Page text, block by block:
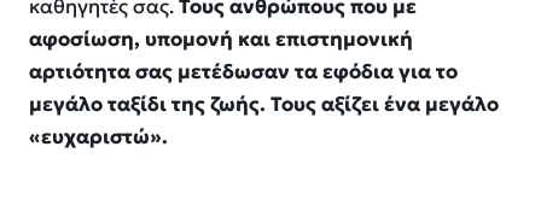
καθηγητέςσας.Τους ανθρώπουςπου με
αφοσίωση, υπομονή και επιστημονική
αρτιότητα σας μετέδωσαν τα εφόδια για το
μεγάλο ταξίδι της ζωής. Τους αξίζει ένα μεγάλο
«ευχαριστώ».